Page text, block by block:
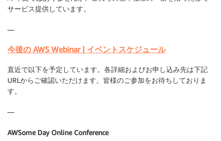
サービス提供しています。
—
今後の AWS Webinar | イベントスケジュール
直近で以下を予定しています。各詳細およびお申し込み先は下記
URLからご確認いただけます。皆様のご参加をお待ちしておりま
す。
—
AWSome Day Online Conference